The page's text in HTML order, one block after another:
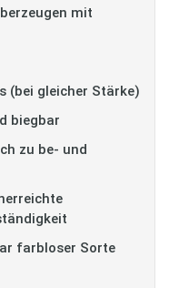
mit
(bei gleicher Stärke)
biegbar
zu be- und
farbloser Sorte